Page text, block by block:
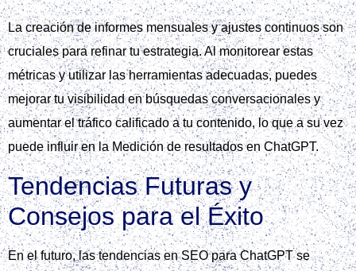
La creación de informes mensuales y ajustes continuos son
cruciales para refinar tu estrategia. Al monitorear estas
métricas y utilizar las herramientas adecuadas, puedes
mejorar tu visibilidad en búsquedas conversacionales y
aumentar el tráfico calificado a tu contenido, lo que a su vez
puede influir en la Medición de resultados en ChatGPT.
Tendencias Futuras y
Consejos para el Éxito
En el futuro, las tendencias en SEO para ChatGPT se